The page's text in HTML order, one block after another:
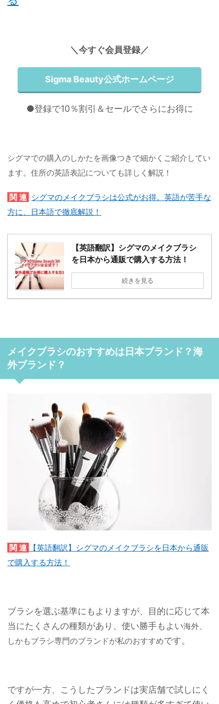
＼今すぐ会員登録／
Sigma Beauty公式ホームページ
●登録で10％割引＆セールでさらにお得に
シグマでの購入のしかたを画像つきで細かくご紹介してい
ます。住所の英語表記についても詳しく解説！
関 連 シグマのメイクブラシは公式がお得。英語が苦手な
方に、日本語で徹底解説！
【英語翻訳】シグマのメイクブラシ
を日本から通販で購入する方法！
続きを見る
メイクブラシのおすすめは日本ブランド？海
外ブランド？
関 連
【英語翻訳】シグマのメイクブラシを日本から通販
で購入する方法！
ブラシを選ぶ基準にもよりますが、目的に応じて本
当にたくさんの種類があり、使い勝手もよい海外、
しかもブラシ専門のブランドが私のおすすめです。
ですが一方、こうしたブランドは実店舗で試しにく